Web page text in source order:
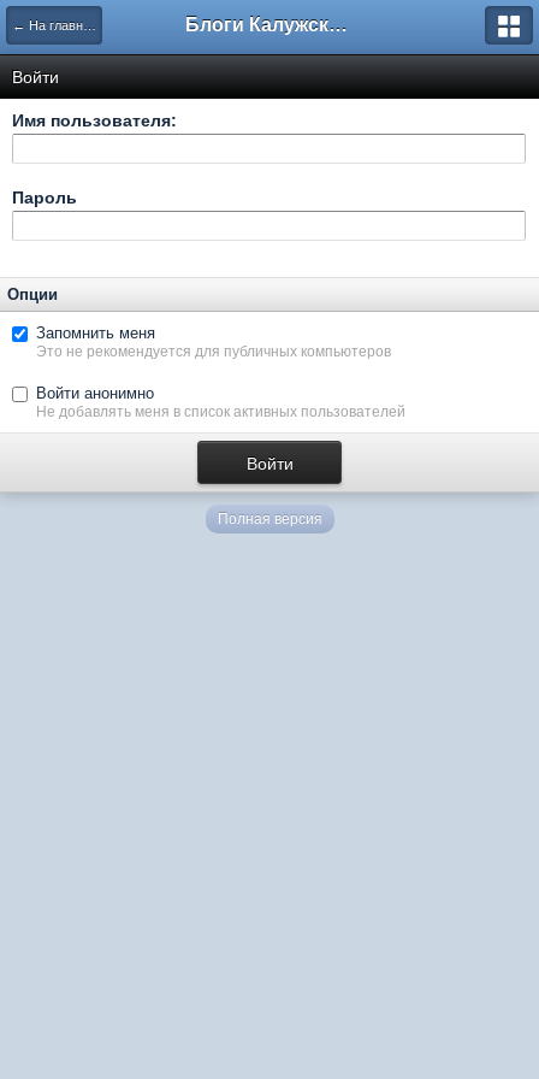
← На главную Блоги Калужского перекрестка
Войти
Имя пользователя:
Пароль
Опции
Запомнить меня
Это не рекомендуется для публичных компьютеров
Войти анонимно
Не добавлять меня в список активных пользователей
Полная версия